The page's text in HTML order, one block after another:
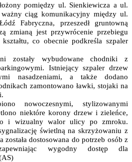
pomiędzy ul. Sienkiewicza a ul.
ciąg komunikacyjny między ul.
Fabryczna, przeszedł gruntowną
zmianą jest przywrócenie przebiegu
co obecnie podkreśla szpaler
zostały wybudowane chodniki z
Istniejący szpaler drzew
nasadzeniami, a także dodano
zamontowano ławki, stojaki na
nowoczesnymi, stylizowanymi
niektóre korony drzew i zieleńce,
i wizualny walor ulicy po zmroku.
świetlną na skrzyżowaniu z
została dostosowana do potrzeb osób z
zapewniając wygodny dostęp dla